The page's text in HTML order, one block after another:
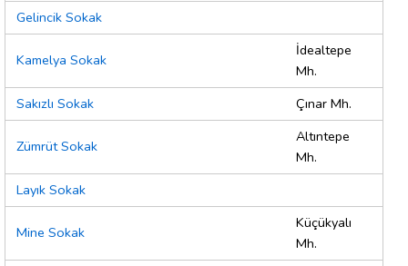
Gelincik Sokak
Kamelya Sokak
İdealtepe
Mh.
Sakızlı Sokak
Çınar Mh.
Zümrüt Sokak
Altıntepe
Mh.
Layık Sokak
Mine Sokak
Küçükyalı
Mh.